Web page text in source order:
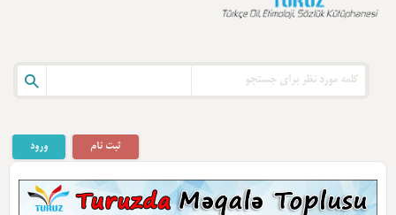
ورود ثبت نام